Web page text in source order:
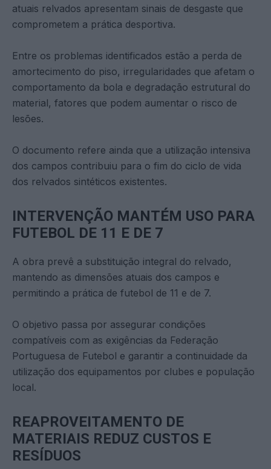
atuais relvados apresentam sinais de desgaste que
comprometem a prática desportiva.
Entre os problemas identificados estão a perda de
amortecimento do piso, irregularidades que afetam o
comportamento da bola e degradação estrutural do
material, fatores que podem aumentar o risco de
lesões.
O documento refere ainda que a utilização intensiva
dos campos contribuiu para o fim do ciclo de vida
dos relvados sintéticos existentes.
INTERVENÇÃO MANTÉM USO PARA
FUTEBOL DE 11 E DE 7
A obra prevê a substituição integral do relvado,
mantendo as dimensões atuais dos campos e
permitindo a prática de futebol de 11 e de 7.
O objetivo passa por assegurar condições
compatíveis com as exigências da Federação
Portuguesa de Futebol e garantir a continuidade da
utilização dos equipamentos por clubes e população
local.
REAPROVEITAMENTO DE
MATERIAIS REDUZ CUSTOS E
RESÍDUOS